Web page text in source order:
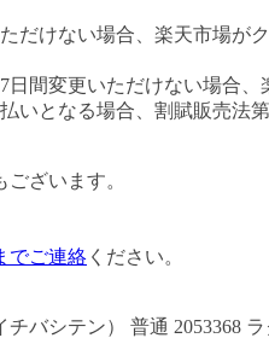
だけない場合、楽天市場
間変更いただけない場合
となる場合、割賦販売法
ざいます。
でご連絡 ください。
バシテン） 普通 2053368